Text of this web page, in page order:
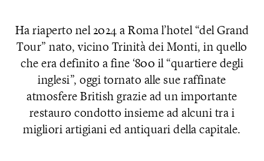
Ha riaperto nel 2024 a Roma l’hotel “del Grand
Tour” nato, vicino Trinità dei Monti, in quello
che era definito a fine ‘800 il “quartiere degli
inglesi”, oggi tornato alle sue raffinate
atmosfere British grazie ad un importante
restauro condotto insieme ad alcuni tra i
migliori artigiani ed antiquari della capitale.